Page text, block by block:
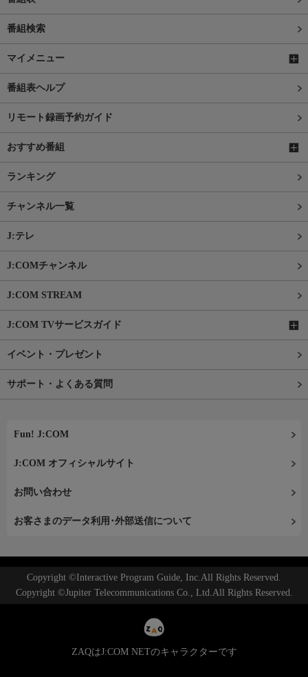
番組検索
マイメニュー
番組表ヘルプ
リモート録画予約ガイド
おすすめ番組
ランキング
チャンネル一覧
J:テレ
J:COMチャンネル
J:COM STREAM
J:COM TVサービスガイド
イベント・プレゼント
サポート・よくある質問
Fun! J:COM
J:COM オフィシャルサイト
お問い合わせ
お客さまのデータ利用･外部送信について
Copyright ©Interactive Program Guide, Inc.All Rights Reserved.
Copyright ©Jupiter Telecommunications Co., Ltd.All Rights Reserved.
ZAQはJ:COM NETのキャラクターです